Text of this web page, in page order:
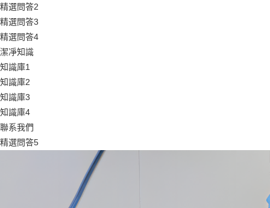
精選問答2
精選問答3
精選問答4
潔凈知識
知識庫1
知識庫2
知識庫3
知識庫4
聯系我們
精選問答5